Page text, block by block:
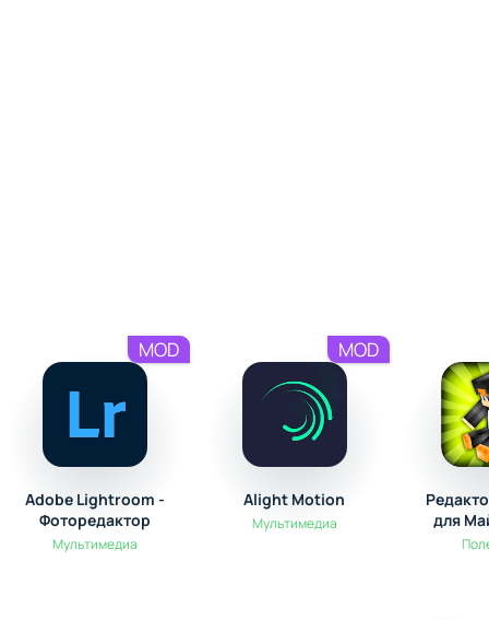
Adobe Lightroom -
Фоторедактор
Мультимедиа
MOD
Alight Motion
Мультимедиа
MOD
для